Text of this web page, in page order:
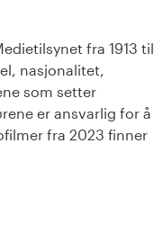
fra 1913 til
nasjonalitet,
som setter
er ansvarlig for å
fra 2023 finner